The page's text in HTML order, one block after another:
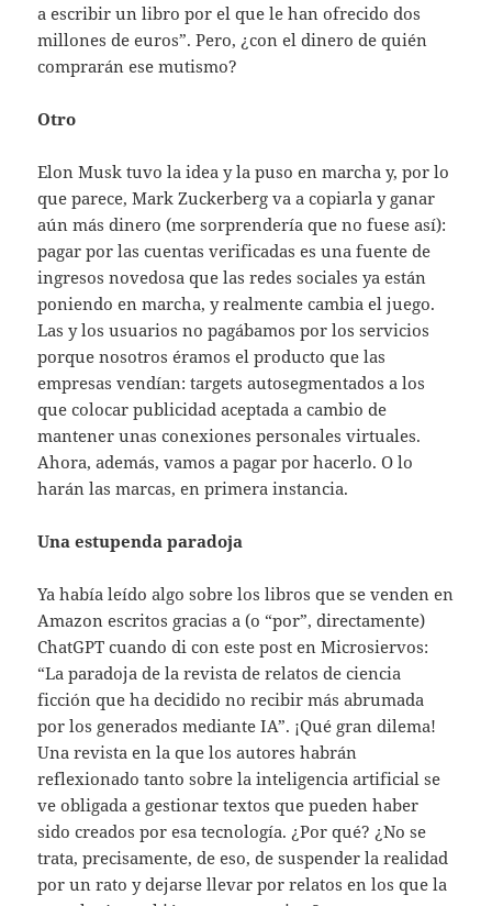
a escribir un libro por el que le han ofrecido dos
millones de euros”. Pero, ¿con el dinero de quién
comprarán ese mutismo?
Otro
Elon Musk tuvo la idea y la puso en marcha y, por lo
que parece, Mark Zuckerberg va a copiarla y ganar
aún más dinero (me sorprendería que no fuese así):
pagar por las cuentas verificadas es una fuente de
ingresos novedosa que las redes sociales ya están
poniendo en marcha, y realmente cambia el juego.
Las y los usuarios no pagábamos por los servicios
porque nosotros éramos el producto que las
empresas vendían: targets autosegmentados a los
que colocar publicidad aceptada a cambio de
mantener unas conexiones personales virtuales.
Ahora, además, vamos a pagar por hacerlo. O lo
harán las marcas, en primera instancia.
Una estupenda paradoja
Ya había leído algo sobre los libros que se venden en
Amazon escritos gracias a (o “por”, directamente)
ChatGPT cuando di con este post en Microsiervos:
“La paradoja de la revista de relatos de ciencia
ficción que ha decidido no recibir más abrumada
por los generados mediante IA”. ¡Qué gran dilema!
Una revista en la que los autores habrán
reflexionado tanto sobre la inteligencia artificial se
ve obligada a gestionar textos que pueden haber
sido creados por esa tecnología. ¿Por qué? ¿No se
trata, precisamente, de eso, de suspender la realidad
por un rato y dejarse llevar por relatos en los que la